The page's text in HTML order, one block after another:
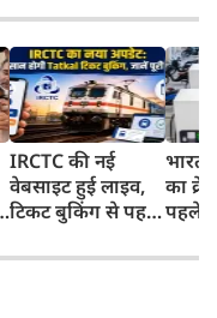
IRCTC की नई
वेबसाइट हुई लाइव,
टिकट बुकिंग से पहले
काम, जानें पूरा
भारत
का
पहले
और